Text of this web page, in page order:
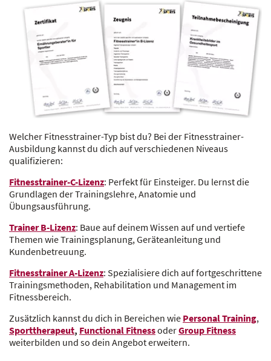
Welcher Fitnesstrainer-Typ bist du? Bei der Fitnesstrainer-
Ausbildung kannst du dich auf verschiedenen Niveaus
qualifizieren:
Fitnesstrainer-C-Lizenz: Perfekt für Einsteiger. Du lernst die
Grundlagen der Trainingslehre, Anatomie und
Übungsausführung.
Trainer B-Lizenz: Baue auf deinem Wissen auf und vertiefe
Themen wie Trainingsplanung, Geräteanleitung und
Kundenbetreuung.
Fitnesstrainer A-Lizenz: Spezialisiere dich auf fortgeschrittene
Trainingsmethoden, Rehabilitation und Management im
Fitnessbereich.
Zusätzlich kannst du dich in Bereichen wie Personal Training,
Sporttherapeut, Functional FitnessoderGroup Fitness
weiterbilden und so dein Angebot erweitern.